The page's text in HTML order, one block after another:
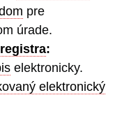
pre
úrade.
:
elektronicky.
elektronický